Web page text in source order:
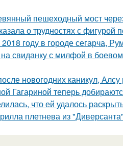
пешеходный мост
о трудностях с фигурой
году в городе сегарча,
свиданку с милфой в
новогодних каникул,
Гагариной теперь
что ей удалось
плетнева из